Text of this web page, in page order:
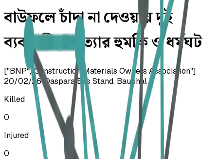
বাউফলে চাঁদা না দেওয়ায় দুই
ব্যবসায়ীকে হত্যার হুমকি ও ধর্মঘট
["BNP","Construction Materials Owners Association"]
20/02/26• Daspara Bus Stand, Bauphal
Killed
0
Injured
0